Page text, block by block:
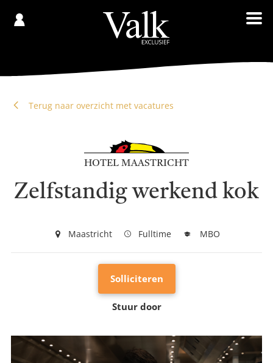
Terug naar overzicht met vacatures
HOTEL MAASTRICHT
Zelfstandig werkend kok
Maastricht Fulltime MBO
Solliciteren
Stuur door